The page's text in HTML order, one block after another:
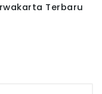
Terbaru